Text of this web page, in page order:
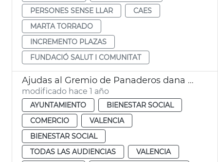
PERSONES SENSE LLAR
CAES
MARTA TORRADO
INCREMENTO PLAZAS
FUNDACIÓ SALUT I COMUNITAT
Ajudas al Gremio de Panaderos dana València
modificado hace 1 año
AYUNTAMIENTO
BIENESTAR SOCIAL
COMERCIO
VALENCIA
BIENESTAR SOCIAL
TODAS LAS AUDIENCIAS
VALENCIA